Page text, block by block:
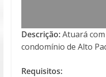
Descrição:Atuará com
condomínio de Alto
Requisitos: